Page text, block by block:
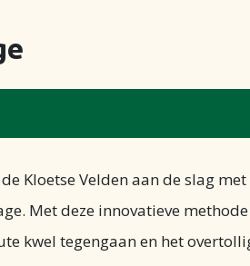
Kloetse Velden aan de slag met
Met deze innovatieve
kwel tegengaan en het